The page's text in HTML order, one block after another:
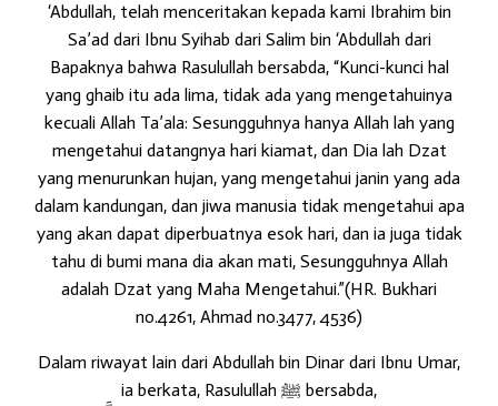
‘Abdullah, telah menceritakan kepada kami Ibrahim bin
Sa’ad dari Ibnu Syihab dari Salim bin ‘Abdullah dari
Bapaknya bahwa Rasulullah bersabda, “Kunci-kunci hal
yang ghaib itu ada lima, tidak ada yang mengetahuinya
kecuali Allah Ta’ala: Sesungguhnya hanya Allah lah yang
mengetahui datangnya hari kiamat, dan Dia lah Dzat
yang menurunkan hujan, yang mengetahui janin yang ada
dalam kandungan, dan jiwa manusia tidak mengetahui apa
yang akan dapat diperbuatnya esok hari, dan ia juga tidak
tahu di bumi mana dia akan mati, Sesungguhnya Allah
adalah Dzat yang Maha Mengetahui.”(HR. Bukhari
no.4261, Ahmad no.3477, 4536)
Dalam riwayat lain dari Abdullah bin Dinar dari Ibnu Umar,
ia berkata, Rasulullah ﷺ bersabda,